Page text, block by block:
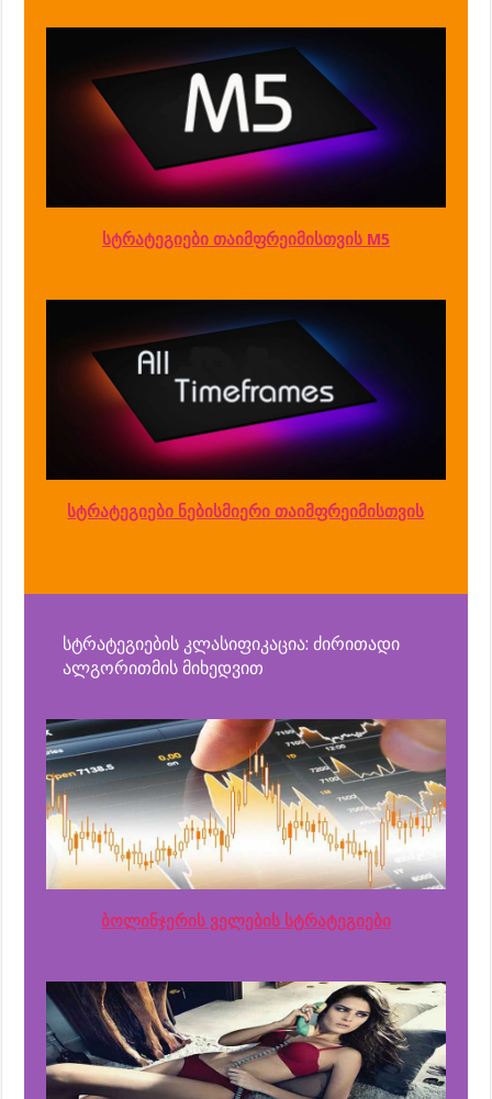
სტრატეგიები თაიმფრეიმისთვის M5
სტრატეგიები ნებისმიერი თაიმფრეიმისთვის
სტრატეგიების კლასიფიკაცია: ძირითადი
ალგორითმის მიხედვით
ბოლინჯერის ველების სტრატეგიები